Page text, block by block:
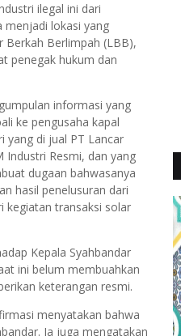
ilegal ini dari
menjadi lokasi yang
Berkah Berlimpah (LBB),
penegak hukum dan
informasi yang
ke pengusaha kapal
yang di jual PT Lancar
Industri Resmi, dan yang
dugaan bahwasanya
hasil penelusuran dari
kegiatan transaksi solar
Kepala Syahbandar
ini belum membuahkan
keterangan resmi.
menyatakan bahwa
Ia juga mengatakan